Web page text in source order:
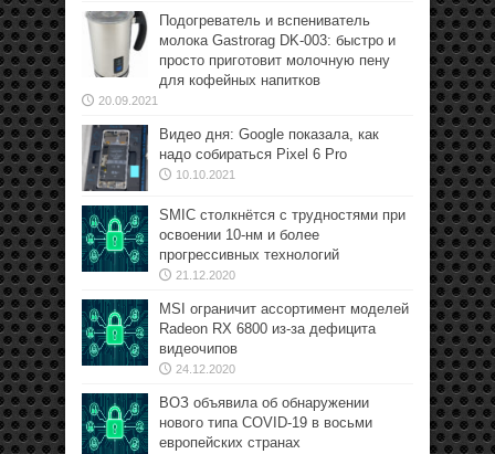
Подогреватель и вспениватель
молока Gastrorag DK-003: быстро и
просто приготовит молочную пену
для кофейных напитков
20.09.2021
Видео дня: Google показала, как
надо собираться Pixel 6 Pro
10.10.2021
SMIC столкнётся с трудностями при
освоении 10-нм и более
прогрессивных технологий
21.12.2020
MSI ограничит ассортимент моделей
Radeon RX 6800 из-за дефицита
видеочипов
24.12.2020
ВОЗ объявила об обнаружении
нового типа COVID-19 в восьми
европейских странах